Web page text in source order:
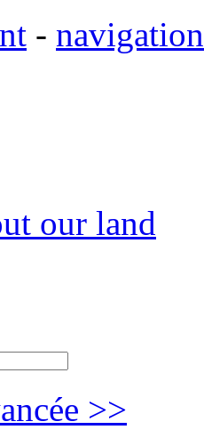
- navigation
our land
>>